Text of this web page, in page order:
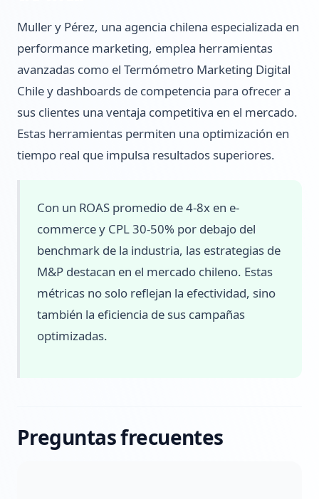
Muller y Pérez, una agencia chilena especializada en
performance marketing, emplea herramientas
avanzadas como el Termómetro Marketing Digital
Chile y dashboards de competencia para ofrecer a
sus clientes una ventaja competitiva en el mercado.
Estas herramientas permiten una optimización en
tiempo real que impulsa resultados superiores.
Con un ROAS promedio de 4-8x en e-
commerce y CPL 30-50% por debajo del
benchmark de la industria, las estrategias de
M&P destacan en el mercado chileno. Estas
métricas no solo reflejan la efectividad, sino
también la eficiencia de sus campañas
optimizadas.
Preguntas frecuentes